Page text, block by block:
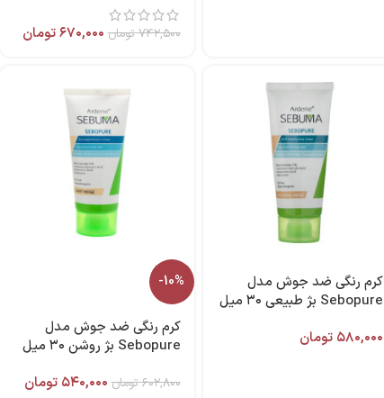
۷۴۲,۵۰۰تومان ۶۷۰,۰۰۰تومان
کرم رنگی ضد جوش مدل
Sebopure بژ طبیعی ۳۰ میل
۵۸۰,۰۰۰ تومان
-10%
کرم رنگی ضد جوش مدل
Sebopure بژ روشن ۳۰ میل
۶۰۲,۸۰۰تومان ۵۴۰,۰۰۰ تومان